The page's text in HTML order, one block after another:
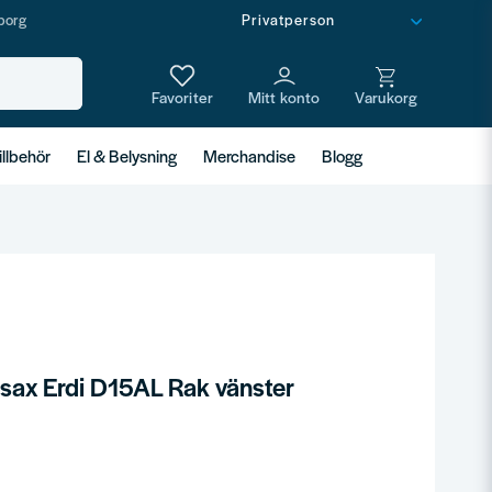
El & Belysning Merchandise Blogg
Erdi D15AL Rak vänster